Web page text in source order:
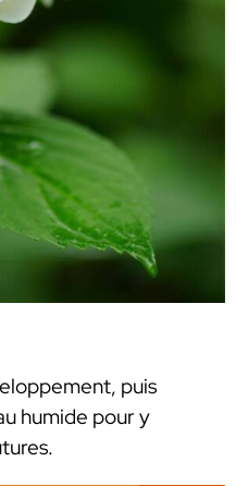
puis
humide pour y